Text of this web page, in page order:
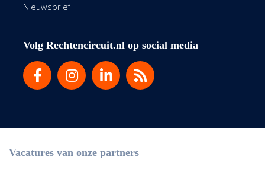
Nieuwsbrief
Volg Rechtencircuit.nl op social media
Vacatures van onze partners